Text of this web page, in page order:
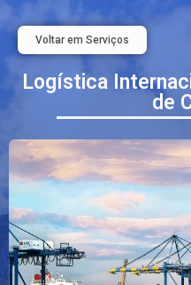
Voltar em Serviços
Logística
de